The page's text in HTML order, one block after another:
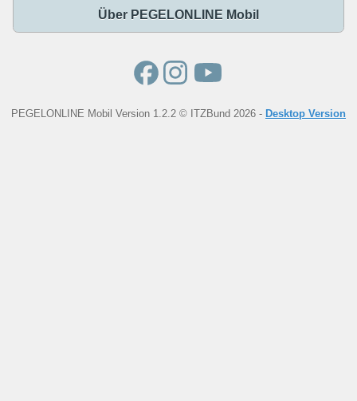
Über PEGELONLINE Mobil
PEGELONLINE Mobil Version 1.2.2 © ITZBund 2026 - Desktop Version